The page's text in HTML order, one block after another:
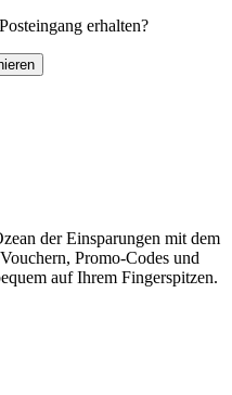
erhalten?
der Einsparungen mit dem
Promo-Codes und
auf Ihrem Fingerspitzen.